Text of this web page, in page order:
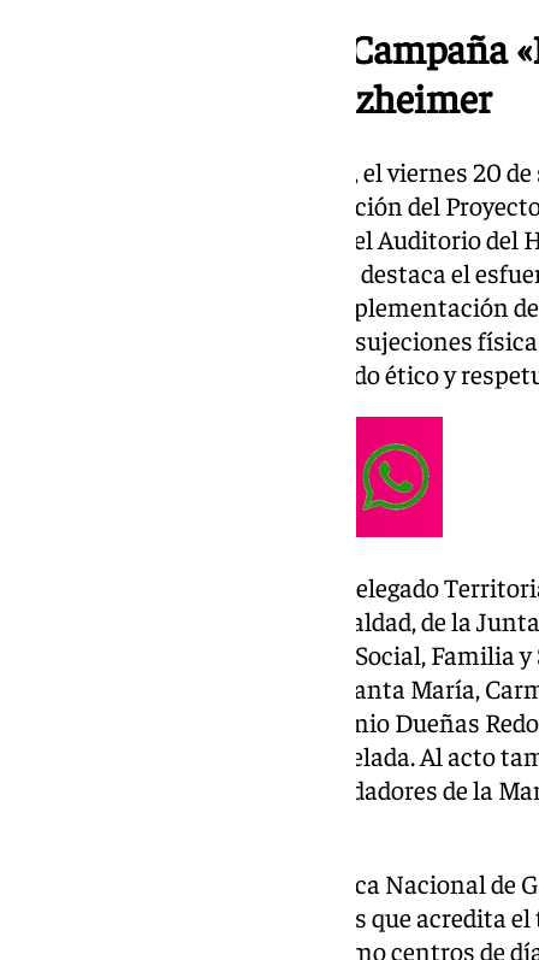
AFANAS presenta la Campaña
el Día Mundial del Alzheimer
Como colofón de esta campaña, el viernes 20
entrega de los sellos de certificación del
mayores, en un acto público en el Auditorio del
medio día. Este reconocimiento destaca el
los centros de mayores en la implementación
centrado en la persona, libre de sujeciones
evolución para ofrecer un cuidado ético y
El acto estará presidido por el Delegado
Social, Juventud, Familias e Igualdad, de la
, la concejala de Bienestar Social, Familia
Ayuntamiento de El Puerto de Santa María,
AFANAS El Puerto y Bahía Antonio Dueñas
asociación, Jesús Santiago Canelada. Al acto
y Manuel Esteban Bernabé, fundadores de la
+ HUMANIZACIÓN es una Marca Nacional de
Andaluza de Servicios Sanitarios que acredita
sanitarios y sociosanitarios, como centros de